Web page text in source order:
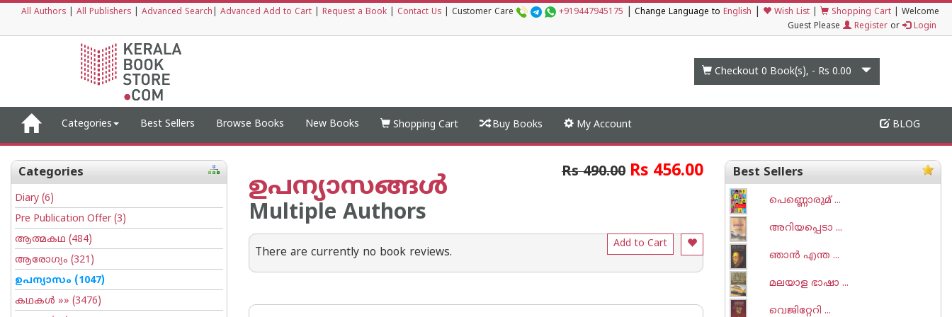
All Authors All Publishers Advanced Search Advanced Add to Cart Request a Book Contact Us Customer Care +919447945175 Change Language to English Wish List Shopping Cart
Welcome
Guest Please
Register or Login
Checkout 0 Book(s), - Rs 0.00
Categories Best Sellers Browse Books New Books Shopping Cart Buy Books My Account BLOG
Categories
Diary (6)
Pre Publication Offer(3)
ആത്മകഥ (484)
ആരോഗ്യം (321)
ഉപന്യാസം (1047)
കഥകള്‍ »» (3476)
ഉപന്യാസങ്ങള്‍
Multiple Authors
Rs 490.00 Rs 456.00
Add to Cart
There are currently no book reviews.
Best Sellers
പെണ്ണൊരുമ് ...
അറിയപ്പെടാ ...
ഞാന്‍ എന്ത ...
മലയാള ഭാഷാ ...
വെജിറ്റേറി ...